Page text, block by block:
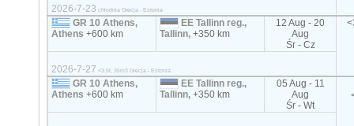
2026-7-23 chłodnia Grecja - Estonia
GR 10 Athens,
Athens+600 km
EE Tallinn reg.,
Tallinn,+350 km
12 Aug - 20
Aug
Śr - Cz
2026-7-27 <3.5t, 35m3 Grecja - Estonia
GR 10 Athens,
Athens+600 km
EE Tallinn reg.,
Tallinn,+350 km
05 Aug - 11
Aug
Śr - Wt